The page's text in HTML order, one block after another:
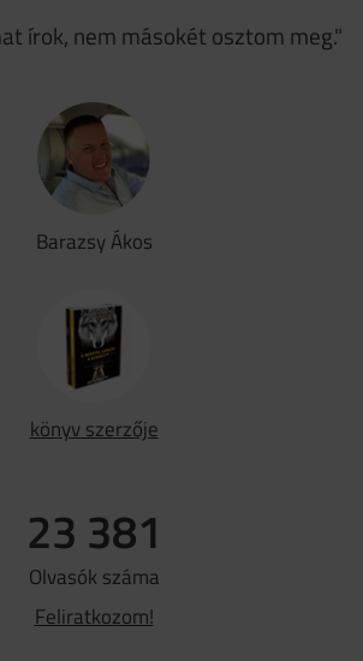
írok, nem másokét osztom meg."
Barazsy Ákos
könyv szerzője
23 381
Olvasók száma
Feliratkozom!